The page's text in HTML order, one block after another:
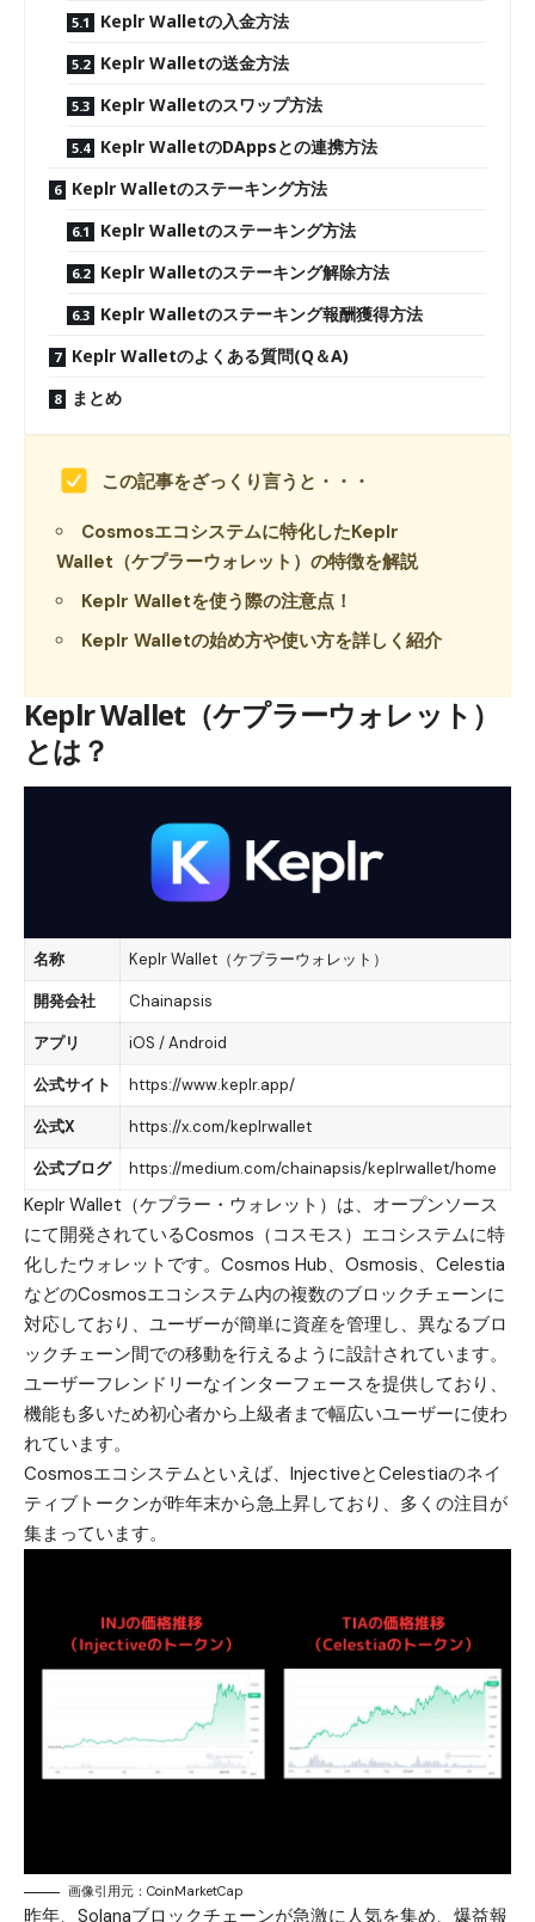
Keplr Walletの入金方法
Keplr Walletの送金方法
Keplr Walletのスワップ方法
Keplr WalletのDAppsとの連携方法
Keplr Walletのステーキング方法
Keplr Walletのステーキング方法
Keplr Walletのステーキング解除方法
Keplr Walletのステーキング報酬獲得方法
Keplr Walletのよくある質問(Q＆A)
まとめ
この記事をざっくり言うと・・・
Cosmosエコシステムに特化したKeplr
Wallet（ケプラーウォレット）の特徴を解説
Keplr Walletを使う際の注意点！
Keplr Walletの始め方や使い方を詳しく紹介
Keplr Wallet（ケプラーウォレット ）
とは？
名称 Keplr Wallet（ケプラーウォレット）
開発会社 Chainapsis
アプリ iOS / Android
公式サイト https://www.keplr.app/
公式X https://x.com/keplrwallet
公式ブログ https://medium.com/chainapsis/keplrwallet/home
Keplr Wallet（ケプラー・ウォレット）は、オープンソース
にて開発されているCosmos（コスモス）エコシステムに特
化したウォレット です。Cosmos Hub、Osmosis、Celestia
などのCosmosエコシステム内の複数のブロックチェーンに
対応しており、ユーザーが簡単に資産を管理し、異なるブロ
ックチェーン間での移動を行えるように設計されています。
ユーザーフレンドリーなインターフェースを提供しており、
機能も多いため初心者から上級者まで幅広いユーザーに使わ
れています。
Cosmosエコシステムといえば、InjectiveとCelestiaのネイ
ティブトークンが昨年末から急上昇しており、多くの注目が
集まっています。
画像引用元：CoinMarketCap
昨年、Solanaブロックチェーンが急激に人気を集め、爆益報